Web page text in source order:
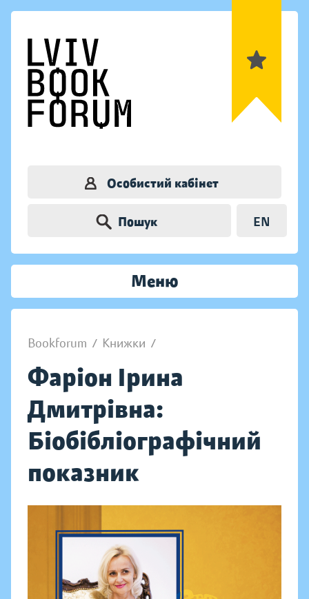
Особистий кабінет
Пошук EN
Меню
Bookforum / Книжки /
Фаріон Ірина
Дмитрівна:
Біобібліографічний
показник